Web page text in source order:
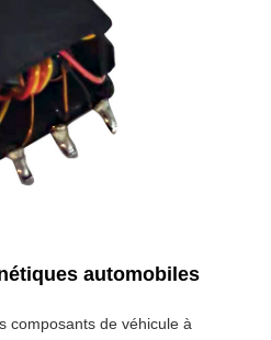
automobiles
composants de véhicule à